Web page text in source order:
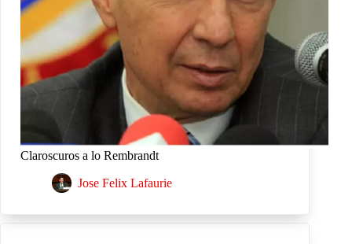
Claroscuros a lo Rembrandt
Jose Felix Lafaurie